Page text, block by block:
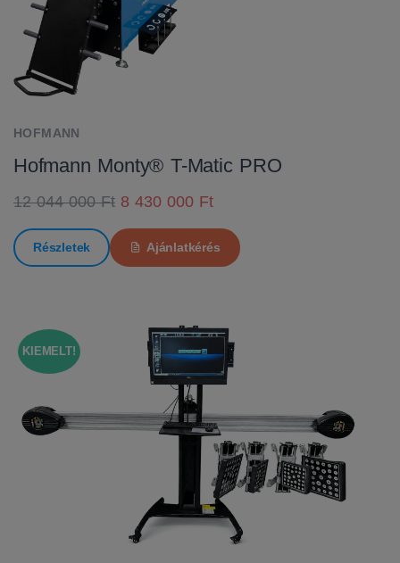
HOFMANN
Hofmann Monty® T-Matic PRO
12 044 000 Ft 8 430 000 Ft
Részletek Ajánlatkérés
KIEMELT!